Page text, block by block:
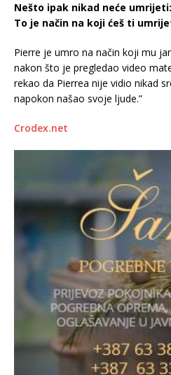
Nešto ipak nikad neće umrijeti:
To je način na koji ćeš ti
Pierre je umro na način koji mu
nakon što je pregledao video
rekao da Pierrea nije vidio nikad
napokon našao svoje ljude.”
Crodex.net